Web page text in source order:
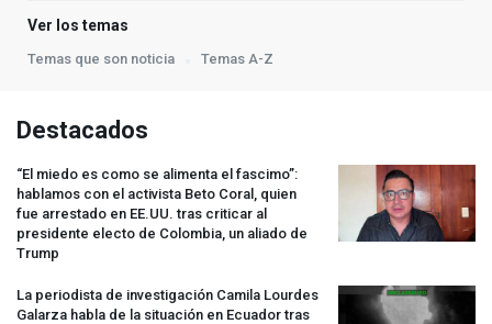
Ver los temas
Temas que son noticia Temas A-Z
Destacados
“El miedo es como se alimenta el fascimo”:
hablamos con el activista Beto Coral, quien
fue arrestado en EE.UU. tras criticar al
presidente electo de Colombia, un aliado de
Trump
La periodista de investigación Camila Lourdes
Galarza habla de la situación en Ecuador tras